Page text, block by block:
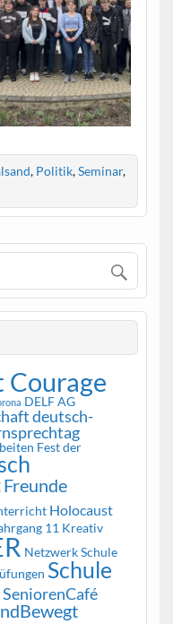
, Politik,Seminar,
Courage
DELF AG
deutsch-
Fest der
Freunde
Holocaust
11 Kreativ
Netzwerk Schule
Schule
SeniorenCafé